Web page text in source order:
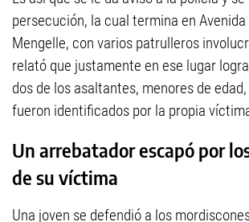
persecución, la cual termina en
Mengelle, con varios patrulleros
relató que justamente en ese lugar
dos de los asaltantes, menores de
fueron identificados por la propia
Un arrebatador escapó por
de su víctima
Una joven se defendió a los